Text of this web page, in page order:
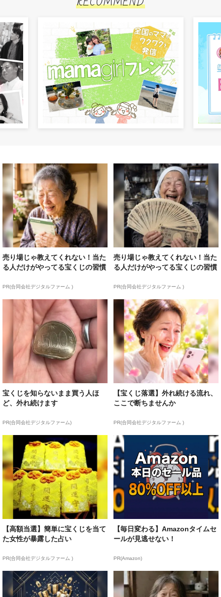
売り場じゃ教えてくれない！当た
る人だけがやってる宝くじの習慣
PR(合同会社デジタルファーム )
売り場じゃ教えてくれない！当た
る人だけがやってる宝くじの習慣
PR(合同会社デジタルファーム )
宝くじを知らないまま買う人ほ
ど、外れ続けます
PR(合同会社デジタルファーム)
【宝くじ落選】外れ続ける流れ、
ここで断ちませんか
PR(合同会社デジタルファーム )
【高額当選】簡単に宝くじを当て
た女性が暴露した占い
PR(合同会社デジタルファーム )
【毎日変わる】Amazonタイムセ
ールが見逃せない！
PR(Amazon)